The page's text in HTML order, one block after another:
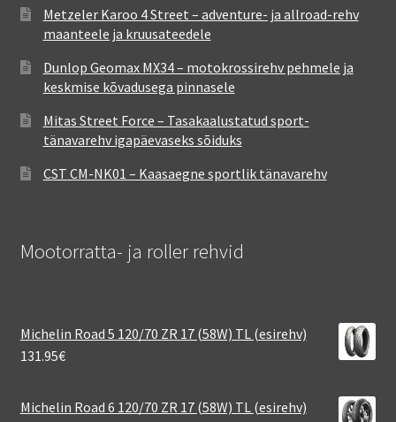
Metzeler Karoo 4 Street – adventure- ja allroad-rehv
maanteele ja kruusateedele
Dunlop Geomax MX34 – motokrossirehv pehmele ja
keskmise kõvadusega pinnasele
Mitas Street Force – Tasakaalustatud sport-
tänavarehv igapäevaseks sõiduks
CST CM-NK01 – Kaasaegne sportlik tänavarehv
Mootorratta- ja roller rehvid
Michelin Road 5 120/70 ZR 17 (58W) TL (esirehv)
131.95€
Michelin Road 6 120/70 ZR 17 (58W) TL (esirehv)